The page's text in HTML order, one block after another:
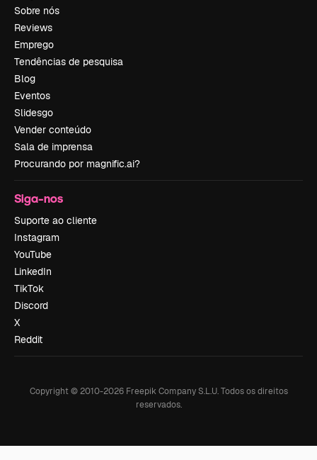
Sobre nós
Reviews
Emprego
Tendências de pesquisa
Blog
Eventos
Slidesgo
Vender conteúdo
Sala de imprensa
Procurando por magnific.ai?
Siga-nos
Suporte ao cliente
Instagram
YouTube
LinkedIn
TikTok
Discord
X
Reddit
Copyright © 2010-2026Freepik Company S.L.U. Todos os direitos
reservados.